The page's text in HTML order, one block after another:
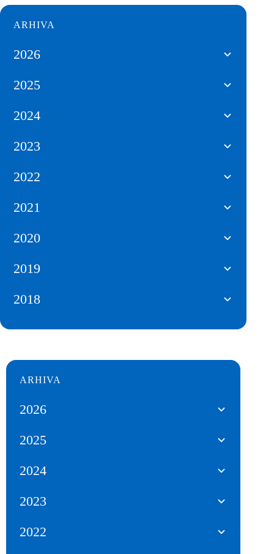
ARHIVA
2026
2025
2024
2023
2022
2021
2020
2019
2018
ARHIVA
2026
2025
2024
2023
2022